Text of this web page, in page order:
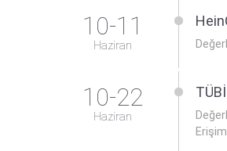
10-11
Haziran
10-22
Haziran